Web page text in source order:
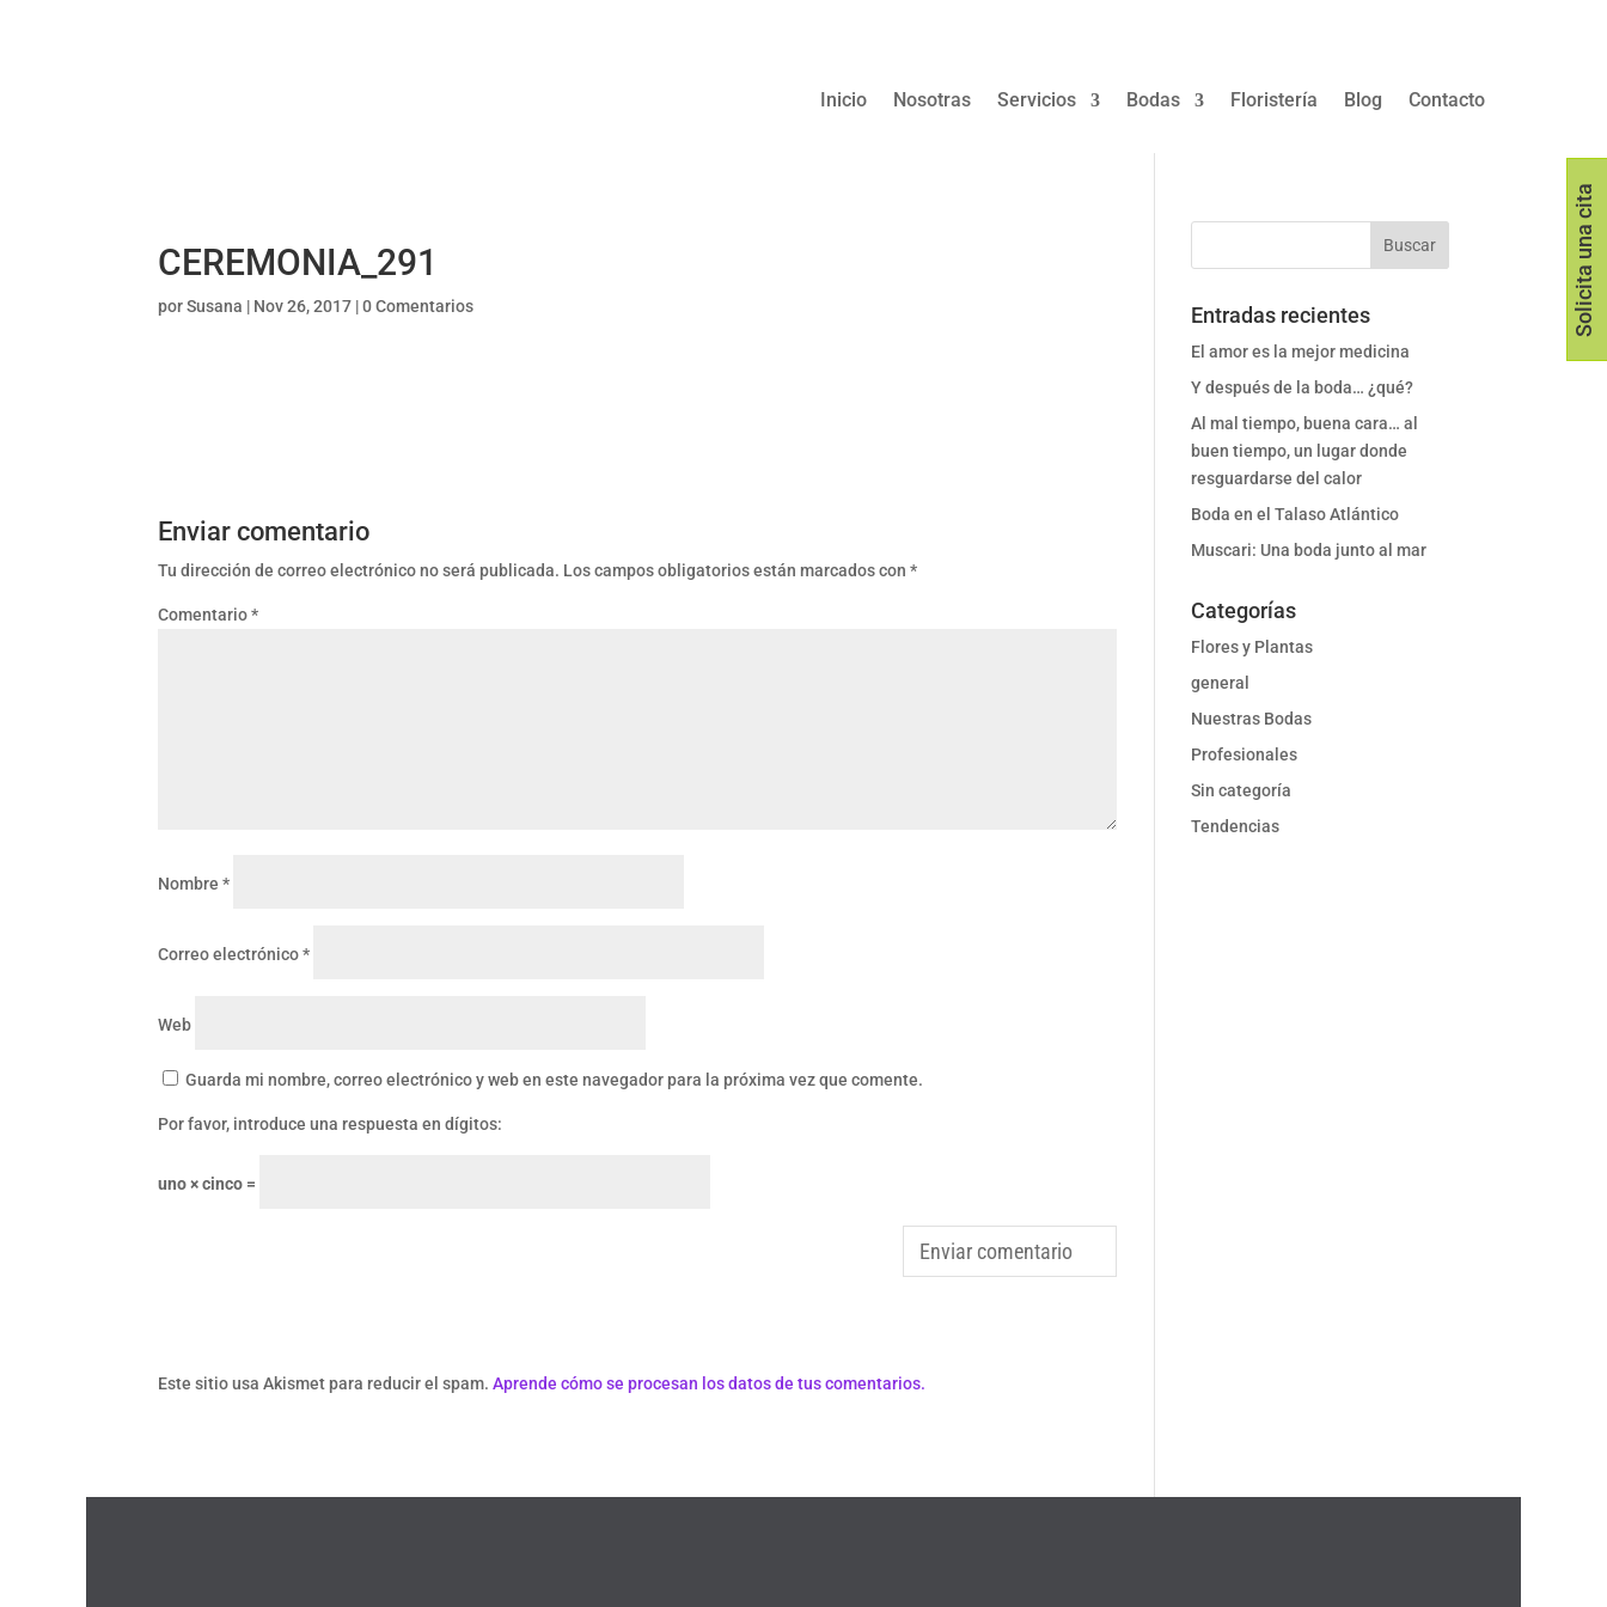
Inicio Nosotras Servicios Bodas Floristería Blog Contacto
CEREMONIA_291
porSusana | Nov 26, 2017 |0 Comentarios
Enviar comentario
Tu dirección de correo electrónico no será publicada. Los campos obligatorios están marcados con *
Comentario*
Nombre *
Correo electrónico*
Web
Guarda mi nombre, correo electrónico y web en este navegador para la próxima vez que comente.
Por favor, introduce una respuesta en dígitos:
uno × cinco =
Este sitio usa Akismet para reducir el spam. Aprende cómo se procesan los datos de tus comentarios.
Entradas recientes
El amor es la mejor medicina
Y después de la boda… ¿qué?
Al mal tiempo, buena cara… al
buen tiempo, un lugar donde
resguardarse del calor
Boda en el Talaso Atlántico
Muscari: Una boda junto al mar
Categorías
Flores y Plantas
general
Nuestras Bodas
Profesionales
Sin categoría
Tendencias
Solicita una cita